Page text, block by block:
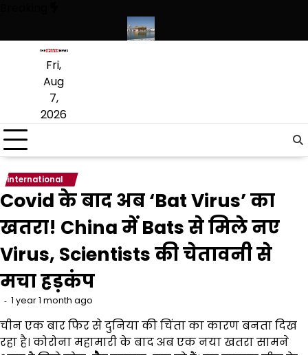
content
Fri,
Aug
7,
2026
international
Covid के बाद अब ‘Bat Virus’ का
खतरा! China में Bats से मिले नए
Virus, Scientists की चेतावनी से
मचा हड़कंप
1 year 1 month ago
चीन एक बार फिर से दुनिया की चिंता का कारण बनता दिख
रहा है। कोरोना महामारी के बाद अब एक नया खतरा सामने